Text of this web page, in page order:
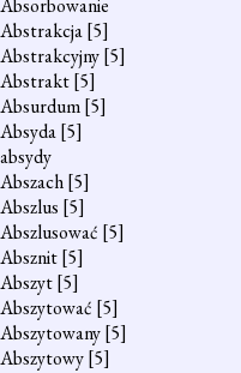
Absorbowanie
Abstrakcja[5]
Abstrakcyjny[5]
Abstrakt[5]
Absurdum[5]
Absyda[5]
absydy
Abszach[5]
Abszlus [5]
Abszlusować [5]
Absznit[5]
Abszyt[5]
Abszytować [5]
Abszytowany[5]
Abszytowy[5]